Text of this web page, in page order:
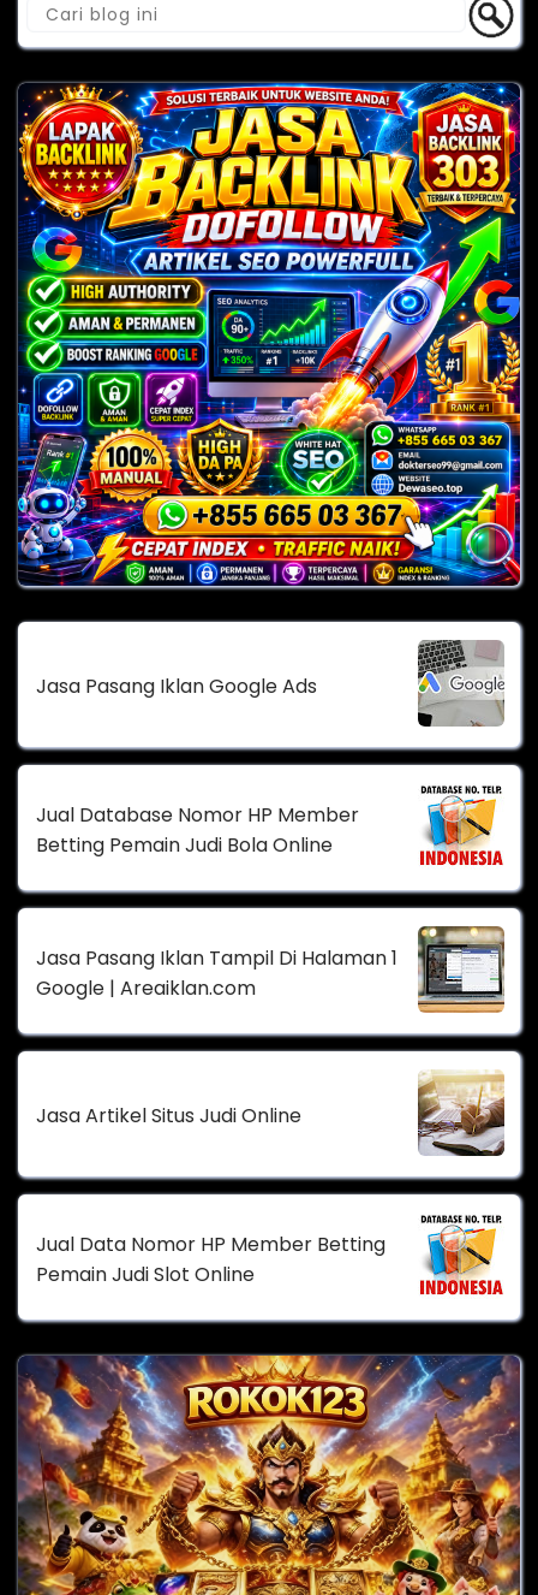
Jasa Pasang Iklan Google Ads
Jual Database Nomor HP Member
Betting Pemain Judi Bola Online
Jasa Pasang Iklan Tampil Di Halaman 1
Google | Areaiklan.com
Jasa Artikel Situs Judi Online
Jual Data Nomor HP Member Betting
Pemain Judi Slot Online